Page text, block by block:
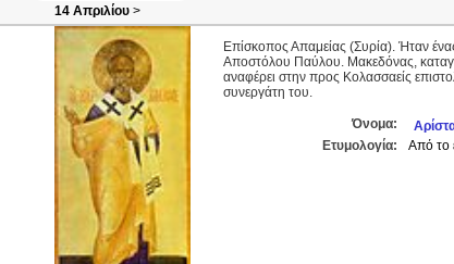
14 Απριλίου >
Επίσκοπος Απαμείας (Συρία). Ήταν
Αποστόλου Παύλου. Μακεδόνας,
αναφέρει στην προς Κολασσαείς
συνεργάτη του.
Όνομα:
Ετυμολογία:
Από το